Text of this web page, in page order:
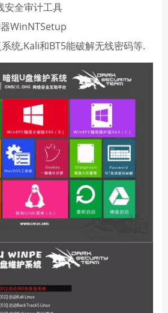
安全审计工具
WinNTSetup
统,Kali和BT5能破解无线密码等.